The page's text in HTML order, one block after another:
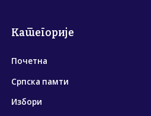
Категорије
Почетна
Српска памти
Избори